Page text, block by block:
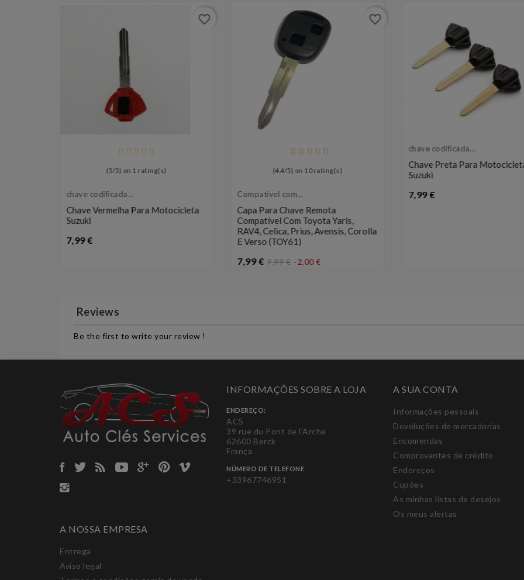
(5/5) on 1 rating(s)
chave codificada
Chave Vermelha Para Motocicleta
Suzuki
7,99 €Preço
favorite_border
(4,4/5) on 10rating(s)
Compatível com
Capa Para Chave Remota
Compatível Com Toyota Yaris,
RAV4, Celica, Prius, Avensis, Corolla
E Verso (TOY61)
7,99 € 9,99 € -2,00 €
favorite_border
chave codificada
Chave Preta Para
Suzuki
7,99 €Preço
Reviews
Be the first to write your review !
INFORMAÇÕES SOBRE A LOJA
ENDEREÇO:
ACS
39 rue du Pont de l'Arche
62600 Berck
França
NÚMERO DE TELEFONE
+33967746951
A SUA CONTA
Informações pessoais
Devoluções de mercadorias
Encomendas
Comprovantes de crédito
Endereços
Cupões
As minhas listas de desejos
Os meus alertas
A NOSSA EMPRESA
Entrega
Aviso legal